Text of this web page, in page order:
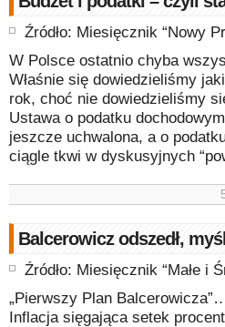
Źródło: Miesięcznik “Nowy
W Polsce ostatnio chyba
Właśnie się dowiedzieliśmy
rok, choć nie dowiedzieliśmy
Ustawa o podatku
jeszcze uchwalona, a o
ciągle tkwi w dyskusyjnych
Balcerowicz odszedł,
Źródło: Miesięcznik “Małe i
„Pierwszy Plan
Inflacja sięgająca setek